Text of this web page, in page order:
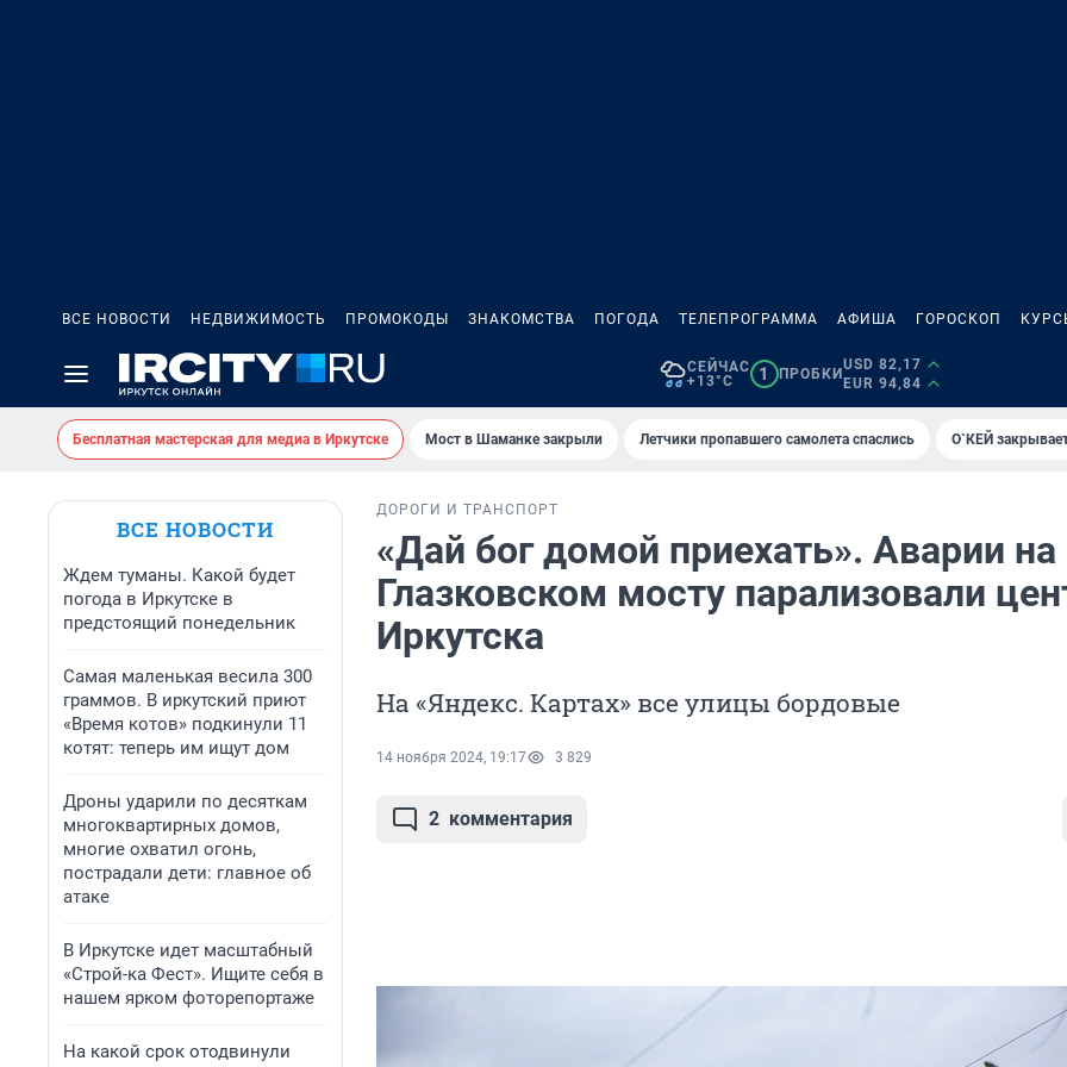
ВСЕ НОВОСТИ НЕДВИЖИМОСТЬ ПРОМОКОДЫ ЗНАКОМСТВА ПОГОДА ТЕЛЕПРОГРАММА АФИША ГОРОСКОП
СЕЙЧАС
+13°C
1 ПРОБКИ
USD 82,17
EUR 94,84
Бесплатная мастерская для медиа в Иркутске Мост в Шаманке закрыли Летчики пропавшего самолета спаслись О`КЕЙ
ВСЕ НОВОСТИ
Ждем туманы. Какой будет
погода в Иркутске в
предстоящий понедельник
Самая маленькая весила 300
граммов. В иркутский приют
«Время котов» подкинули 11
котят: теперь им ищут дом
Дроны ударили по десяткам
многоквартирных домов,
многие охватил огонь,
пострадали дети: главное об
атаке
В Иркутске идет масштабный
«Строй-ка Фест». Ищите себя в
нашем ярком фоторепортаже
На какой срок отодвинули
ДОРОГИ И ТРАНСПОРТ
«Дай бог домой приехать». Аварии на
Глазковском мосту парализовали
Иркутска
На «Яндекс. Картах» все улицы бордовые
14 ноября 2024, 19:17 3 829
2 комментария